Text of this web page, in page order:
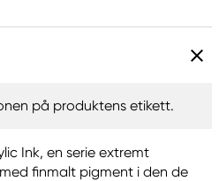
på produktens etikett.
Ink, en serie extremt
finmalt pigment i den de